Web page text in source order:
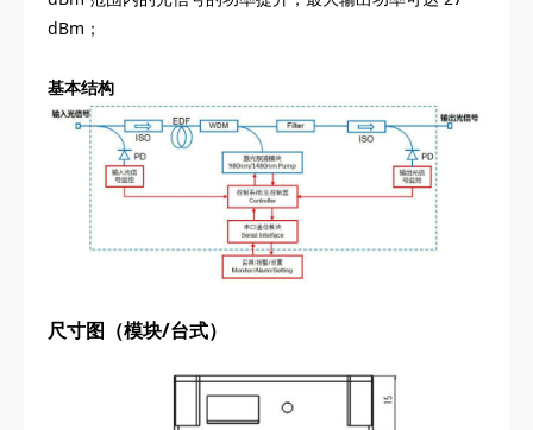
dBm；
基本结构
尺寸图（模块/台式）